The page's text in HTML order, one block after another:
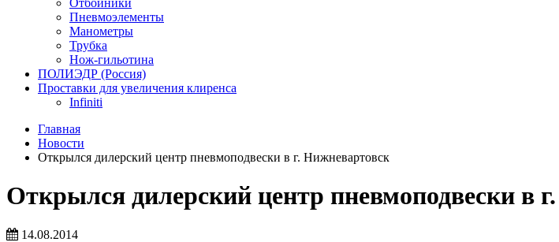
Отбойники
Пневмоэлементы
Манометры
Трубка
Нож-гильотина
ПОЛИЭДР (Россия)
Проставки для увеличения клиренса
Infiniti
Главная
Новости
Открылся дилерский центр пневмоподвески в г. Нижневартовск
Открылся дилерский центр пневмоподвески в
14.08.2014